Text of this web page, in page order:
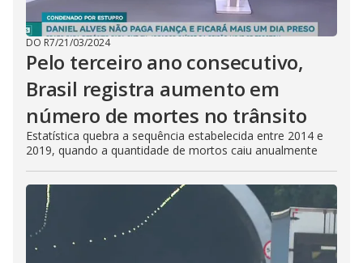
DO R7/21/03/2024
Pelo terceiro ano consecutivo,
Brasil registra aumento em
número de mortes no trânsito
Estatística quebra a sequência estabelecida entre 2014 e
2019, quando a quantidade de mortos caiu anualmente